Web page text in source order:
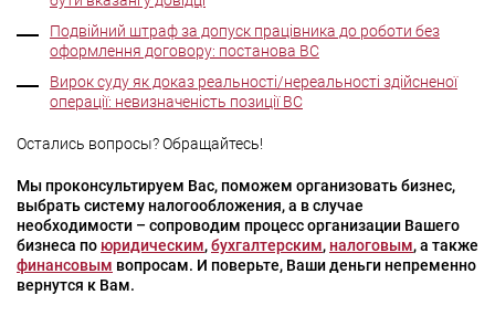
Подвійний штраф за допуск працівника до роботи без
оформлення договору: постанова ВС
Вирок суду як доказ реальності/нереальності здійсненої
операції: невизначеність позиції ВС
Остались вопросы? Обращайтесь!
Мы проконсультируем Вас, поможем организовать бизнес,
выбрать систему налогообложения, а в случае
необходимости – сопроводим процесс организации Вашего
бизнеса по юридическим,бухгалтерским, налоговым, а также
финансовым вопросам. И поверьте, Ваши деньги непременно
вернутся к Вам.